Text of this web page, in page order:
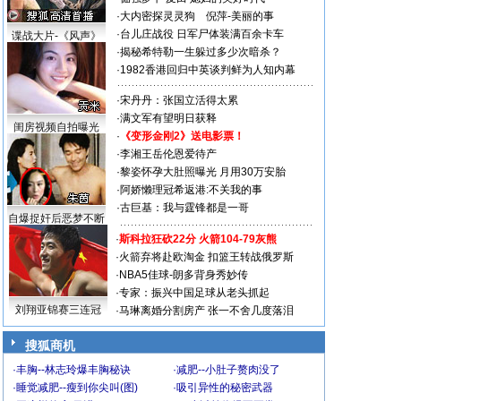
谍战大片-《风声》
闺房视频自拍曝光
自爆捉奸后恶梦不断
·大内密探灵灵狗
倪萍-美丽的事
·台儿庄战役 日军尸体装满百余卡车
·揭秘希特勒一生躲过多少次暗杀？
·1982香港回归中英谈判鲜为人知内幕
·宋丹丹：张国立活得太累
·满文军有望明日获释
· 《变形金刚2》送电影票！
·李湘王岳伦恩爱待产
·黎姿怀孕大肚照曝光 月用30万安胎
·阿娇懒理冠希返港:不关我的事
·古巨基：我与霆锋都是一哥
刘翔亚锦赛三连冠
·斯科拉狂砍22分 火箭104-79灰熊
·火箭弃将赴欧淘金 扣篮王转战俄罗斯
· NBA5佳球-朗多背身秀妙传
·专家：振兴中国足球从老头抓起
·马琳离婚分割房产 张一不舍几度落泪
搜狐商机
·丰胸--林志玲爆丰胸秘诀 ·减肥--小肚子赘肉没了
·睡觉减肥--瘦到你尖叫(图) ·吸引异性的秘密武器